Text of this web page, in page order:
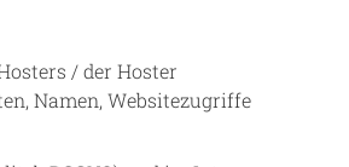
/ der Hoster
Namen, Websitezugriffe